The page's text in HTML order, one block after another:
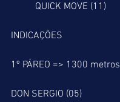
QUICK MOVE (11)
INDICAÇÕES
1º PÁREO => 1300 metros
DON SERGIO (05)